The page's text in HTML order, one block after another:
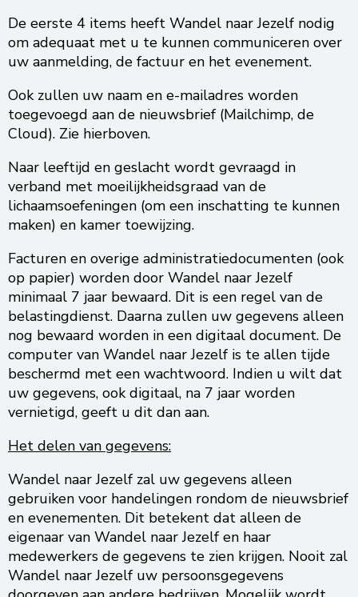
De eerste 4 items heeft Wandel naar Jezelf nodig
om adequaat met u te kunnen communiceren over
uw aanmelding, de factuur en het evenement.
Ook zullen uw naam en e-mailadres worden
toegevoegd aan de nieuwsbrief (Mailchimp, de
Cloud). Zie hierboven.
Naar leeftijd en geslacht wordt gevraagd in
verband met moeilijkheidsgraad van de
lichaamsoefeningen (om een inschatting te kunnen
maken) en kamer toewijzing.
Facturen en overige administratiedocumenten (ook
op papier) worden door Wandel naar Jezelf
minimaal 7 jaar bewaard. Dit is een regel van de
belastingdienst. Daarna zullen uw gegevens alleen
nog bewaard worden in een digitaal document. De
computer van Wandel naar Jezelf is te allen tijde
beschermd met een wachtwoord. Indien u wilt dat
uw gegevens, ook digitaal, na 7 jaar worden
vernietigd, geeft u dit dan aan.
Het delen van gegevens:
Wandel naar Jezelf zal uw gegevens alleen
gebruiken voor handelingen rondom de nieuwsbrief
en evenementen. Dit betekent dat alleen de
eigenaar van Wandel naar Jezelf en haar
medewerkers de gegevens te zien krijgen. Nooit zal
Wandel naar Jezelf uw persoonsgegevens